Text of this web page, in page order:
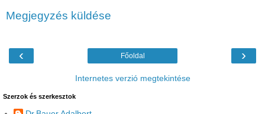
Megjegyzés küldése
‹ ›
Főoldal
Internetes verzió megtekintése
Szerzok és szerkesztok